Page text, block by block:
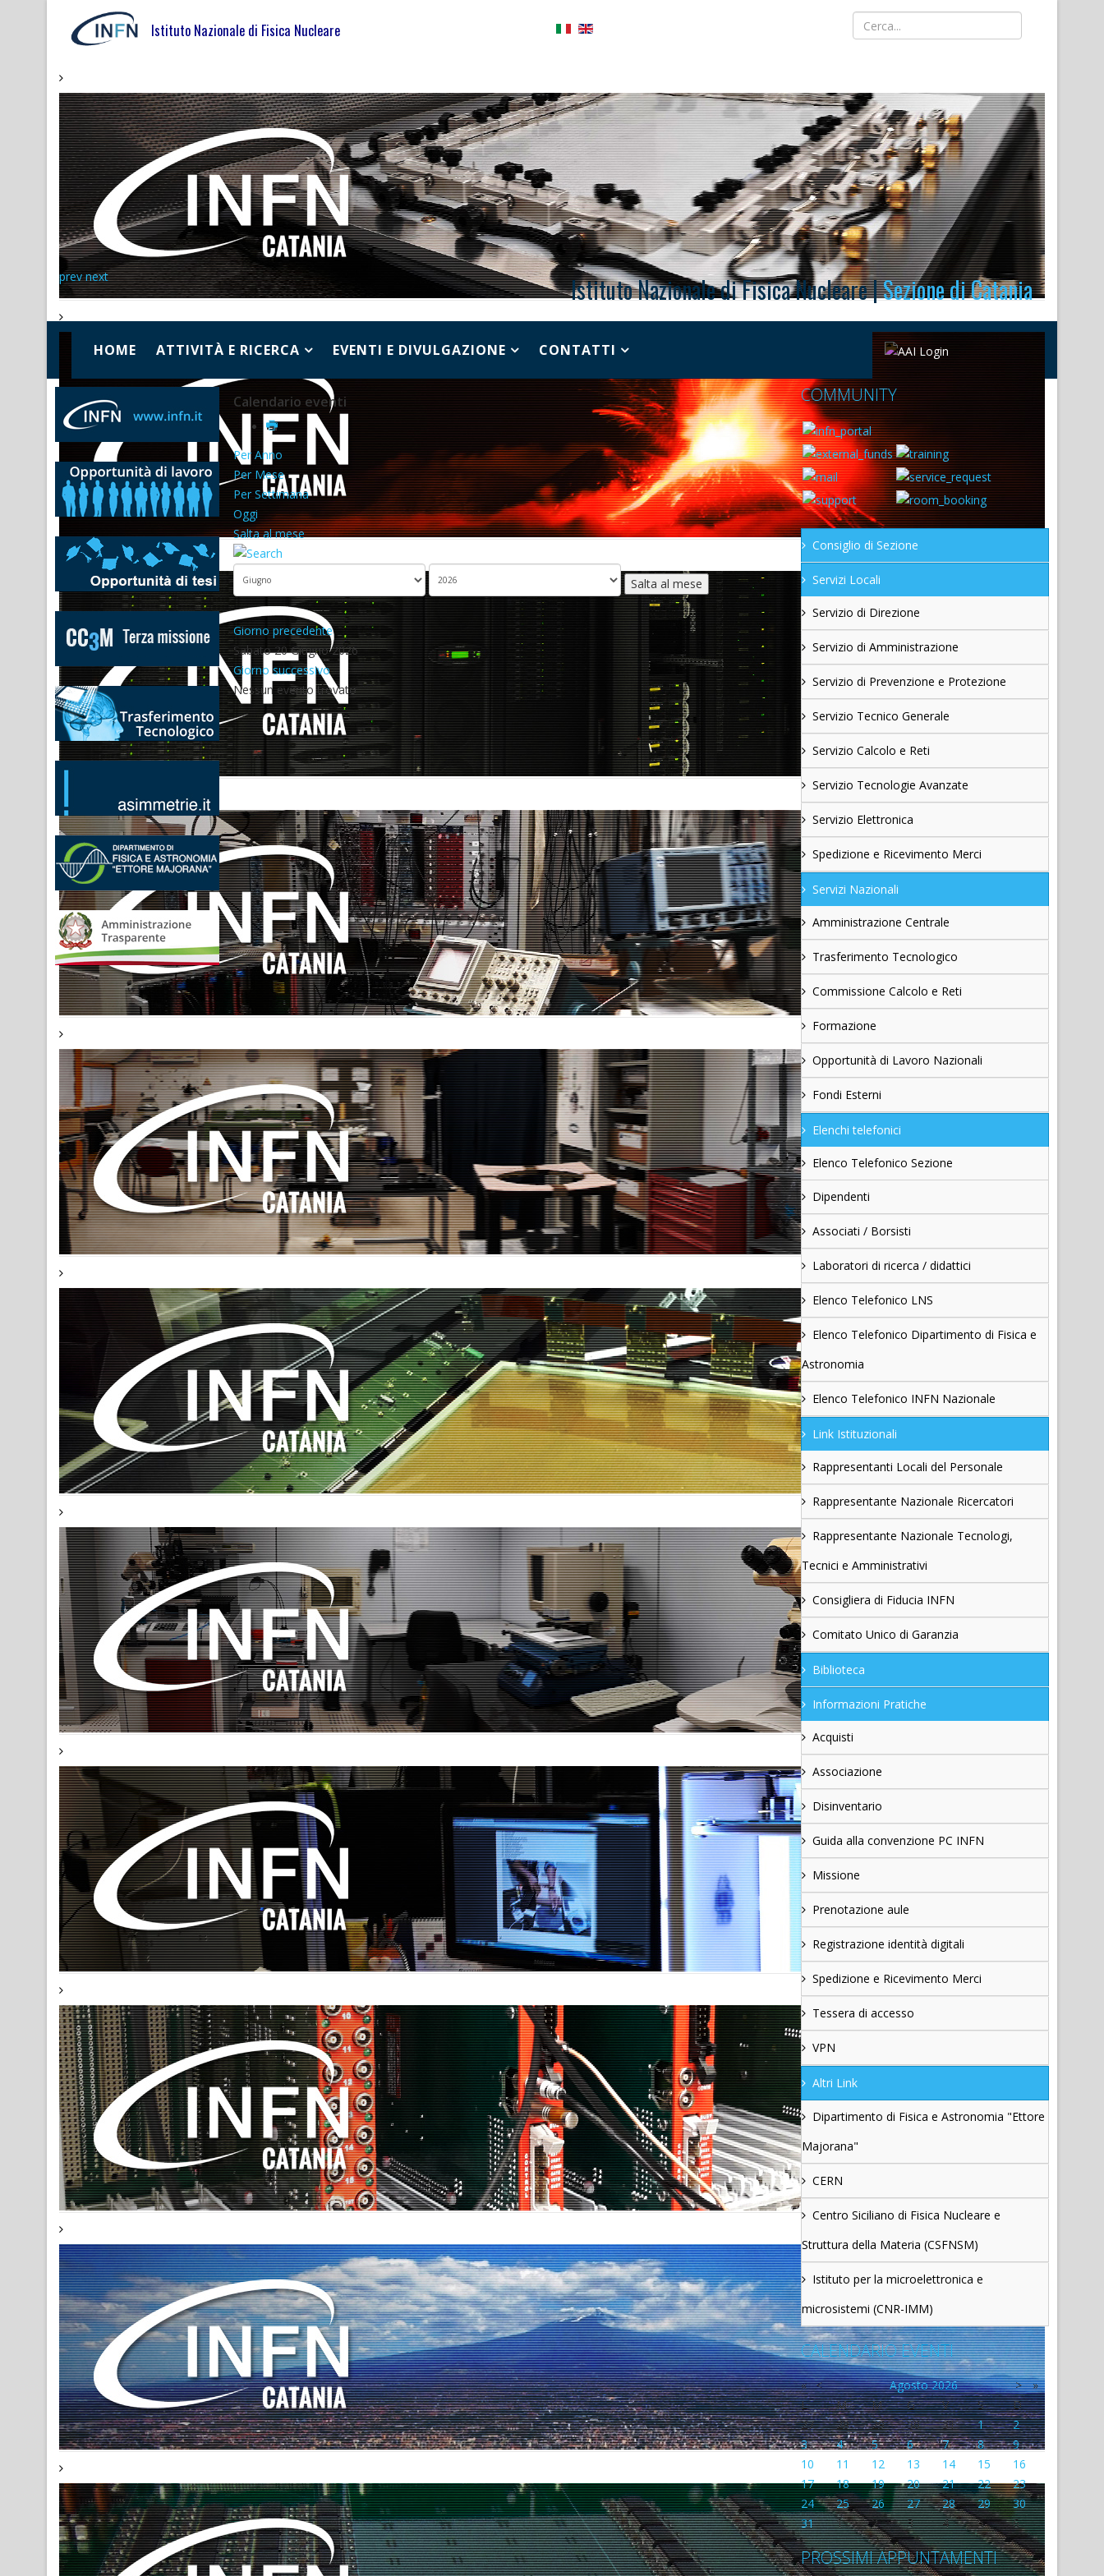
Istituto Nazionale di Fisica Nucleare
prev next Istituto Nazionale di Fisica Nucleare |Sezione di Catania
HOME ATTIVITÀ E RICERCA EVENTI E DIVULGAZIONE CONTATTI
Calendario eventi
Per Anno
Per Mese
Per Settimana
Oggi
Salta al mese
Salta al mese
Giorno precedente
Sabato 20 Giugno 2026
Giorno successivo
Nessun evento trovato
COMMUNITY
Consiglio di Sezione
Servizi Locali
Servizio di Direzione
Servizio di Amministrazione
Servizio di Prevenzione e Protezione
Servizio Tecnico Generale
Servizio Calcolo e Reti
Servizio Tecnologie Avanzate
Servizio Elettronica
Spedizione e Ricevimento Merci
Servizi Nazionali
Amministrazione Centrale
Trasferimento Tecnologico
Commissione Calcolo e Reti
Formazione
Opportunità di Lavoro Nazionali
Fondi Esterni
Elenchi telefonici
Elenco Telefonico Sezione
Dipendenti
Associati / Borsisti
Laboratori di ricerca / didattici
Elenco Telefonico LNS
Elenco Telefonico Dipartimento di Fisica e
Astronomia
Elenco Telefonico INFN Nazionale
Link Istituzionali
Rappresentanti Locali del Personale
Rappresentante Nazionale Ricercatori
Rappresentante Nazionale Tecnologi,
Tecnici e Amministrativi
Consigliera di Fiducia INFN
Comitato Unico di Garanzia
Biblioteca
Informazioni Pratiche
Acquisti
Associazione
Disinventario
Guida alla convenzione PC INFN
Missione
Prenotazione aule
Registrazione identità digitali
Spedizione e Ricevimento Merci
Tessera di accesso
VPN
Altri Link
Dipartimento di Fisica e Astronomia "Ettore
Majorana"
CERN
Centro Siciliano di Fisica Nucleare e
Struttura della Materia (CSFNSM)
Istituto per la microelettronica e
microsistemi (CNR-IMM)
CALENDARIO EVENTI
« < Agosto 2026 >
»
L
M M G V S
D
27
28 29 30 31 1
2
3
4 5 6 7 8
9
10
11 12 13 14 15
16
17
18 19 20 21 22
23
24
25 26 27 28 29
30
31
1 2 3 4 5 6
PROSSIMI APPUNTAMENTI